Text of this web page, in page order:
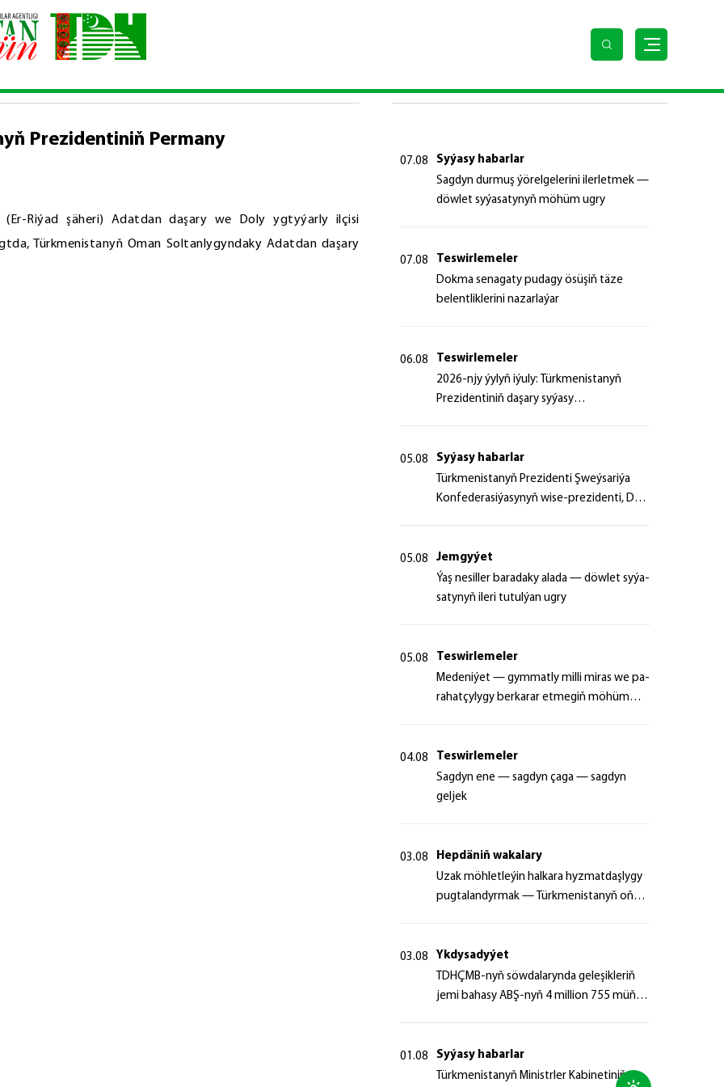
Prezidentiniň Permany
Prezidentiniň Permany
(Er-Riýad şäheri) Adatdan daşary we Doly ygtyýarly ilçisi
Türkmenistanyň Oman Soltanlygyndaky Adatdan daşary
07.08
Syýasy habarlar
Sagdyn durmuş ýörelgelerini ilerletmek —
döwlet syýasatynyň möhüm ugry
07.08
Teswirlemeler
Dokma senagaty pudagy ösüşiň täze
belentliklerini nazarlaýar
06.08
Teswirlemeler
2026-njy ýylyň iýuly: Türkmenistanyň
Prezidentiniň daşary syýasy
05.08
Syýasy habarlar
Türk­me­nis­ta­nyň Prezidenti Şweý­sa­ri­ýa
Kon­fe­de­ra­si­ýa­sy­nyň wi­se-prezidenti, Da­
05.08
Jemgyýet
Ýaş ne­sil­ler ba­ra­da­ky ala­da — döw­let sy­ýa­
sa­ty­nyň ile­ri tu­tul­ýan ug­ry
05.08
Teswirlemeler
Me­de­ni­ýet — gym­mat­ly milli mi­ras we pa­
ra­hat­çy­ly­gy ber­ka­rar et­me­giň mö­hüm
04.08
Teswirlemeler
Sagdyn ene — sagdyn çaga — sagdyn
geljek
03.08
Hepdäniň wakalary
Uzak möhletleýin halkara hyzmatdaşlygy
pugtalandyrmak — Türkmenistanyň oňyn
03.08
Ykdysadyýet
TDHÇMB-nyň söwdalarynda geleşikleriň
jemi bahasy ABŞ-nyň 4 million 755 müň
01.08
Syýasy habarlar
Türkmenistanyň Ministrler Kabinetiniň